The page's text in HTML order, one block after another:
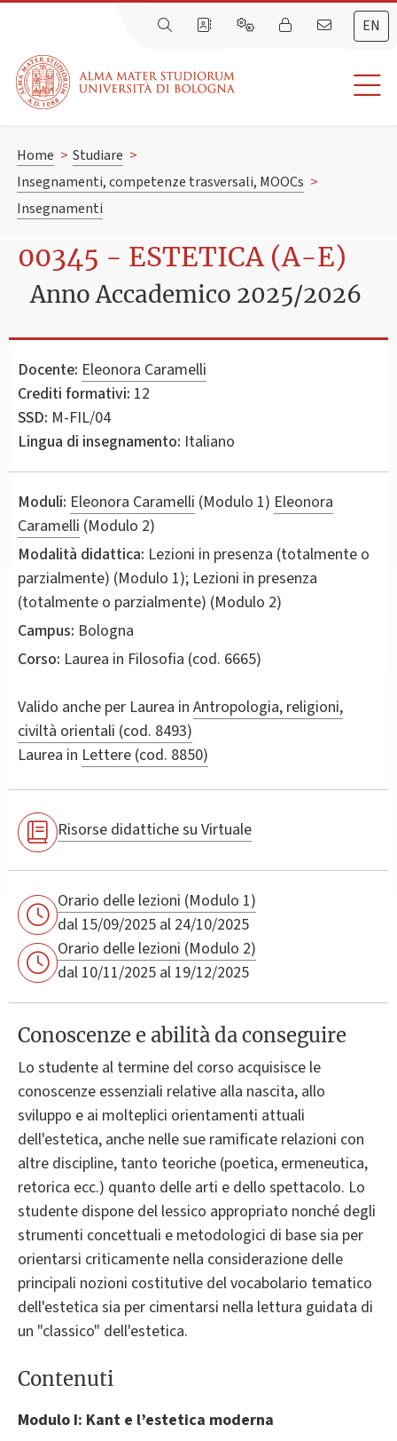
EN
Home > Studiare >
Insegnamenti, competenze trasversali, MOOCs >
Insegnamenti
00345 - ESTETICA (A-E)
Anno Accademico 2025/2026
Docente: Eleonora Caramelli
Crediti formativi: 12
SSD: M-FIL/04
Lingua di insegnamento: Italiano
Moduli: Eleonora Caramelli (Modulo 1) Eleonora
Caramelli (Modulo 2)
Modalità didattica: Lezioni in presenza (totalmente o
parzialmente) (Modulo 1); Lezioni in presenza
(totalmente o parzialmente) (Modulo 2)
Campus: Bologna
Corso: Laurea in Filosofia (cod. 6665)
Valido anche per Laurea in Antropologia, religioni,
civiltà orientali (cod. 8493)
Laurea in Lettere (cod. 8850)
Risorse didattiche su Virtuale
Orario delle lezioni (Modulo 1)
dal 15/09/2025 al 24/10/2025
Orario delle lezioni (Modulo 2)
dal 10/11/2025 al 19/12/2025
Conoscenze e abilità da conseguire
Lo studente al termine del corso acquisisce le
conoscenze essenziali relative alla nascita, allo
sviluppo e ai molteplici orientamenti attuali
dell'estetica, anche nelle sue ramificate relazioni con
altre discipline, tanto teoriche (poetica, ermeneutica,
retorica ecc.) quanto delle arti e dello spettacolo. Lo
studente dispone del lessico appropriato nonché degli
strumenti concettuali e metodologici di base sia per
orientarsi criticamente nella considerazione delle
principali nozioni costitutive del vocabolario tematico
dell'estetica sia per cimentarsi nella lettura guidata di
un "classico" dell'estetica.
Contenuti
Modulo I: Kant e l’estetica moderna